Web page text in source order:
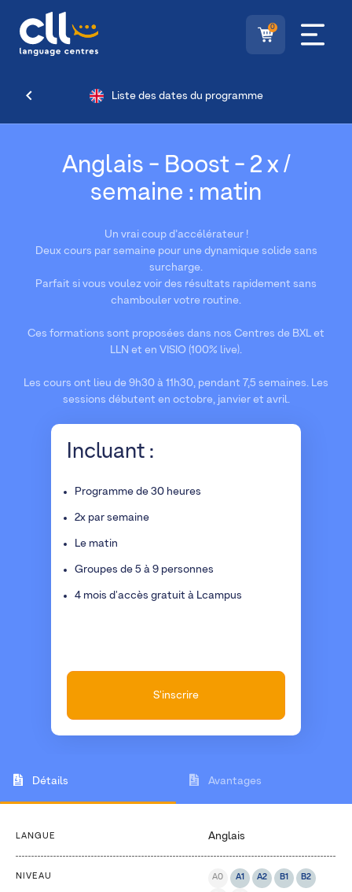
0
Liste des dates du programme
Anglais - Boost - 2 x /
semaine : matin
Un vrai coup d’accélérateur !
Deux cours par semaine pour une dynamique solide sans
surcharge.
Parfait si vous voulez voir des résultats rapidement sans
chambouler votre routine.
Ces formations sont proposées dans nos Centres de BXL et
LLN et en VISIO (100% live).
Les cours ont lieu de 9h30 à 11h30, pendant 7,5 semaines. Les
sessions débutent en octobre, janvier et avril.
Incluant :
Programme de 30 heures
2x par semaine
Le matin
Groupes de 5 à 9 personnes
4 mois d'accès gratuit à Lcampus
S'inscrire
Détails Avantages
LANGUE Anglais
NIVEAU A0 A1 A2 B1 B2